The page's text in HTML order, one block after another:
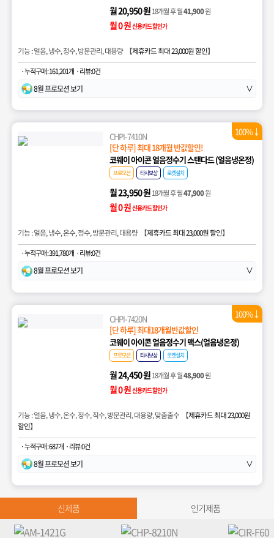
월 20,950 원18개월 후 월41,900원
월 0 원신용카드 할인가
기능 : 얼음, 냉수, 정수, 방문관리, 대용량 【제휴카드 최대 23,000원 할인】
· 누적구매 : 161,201개· 리뷰:0건
8월 프로모션 보기 ∨
CHPI-7410N
[단 하루] 최대 18개월 반값할인!
코웨이 아이콘 얼음정수기 스탠다드 (얼음냉온정)
프로모션 타사보상 로켓설치
월 23,950 원18개월 후 월47,900원
월 0 원신용카드 할인가
100%↓
기능 : 얼음, 냉수, 온수, 정수, 방문관리, 대용량 【제휴카드 최대 23,000원 할인】
· 누적구매 : 391,780개· 리뷰:0건
8월 프로모션 보기 ∨
CHPI-7420N
[단 하루] 최대18개월반값할인
코웨이 아이콘 얼음정수기 맥스(얼음냉온정)
프로모션 타사보상 로켓설치
월 24,450 원18개월 후 월48,900원
월 0 원신용카드 할인가
100%↓
기능 : 얼음, 냉수, 온수, 정수, 직수, 방문관리, 대용량, 맞춤출수 【제휴카드 최대 23,000원
할인】
· 누적구매 : 687개· 리뷰:0건
8월 프로모션 보기 ∨
신제품 인기제품